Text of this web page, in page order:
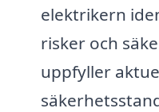
elektrikern
risker och
uppfyller